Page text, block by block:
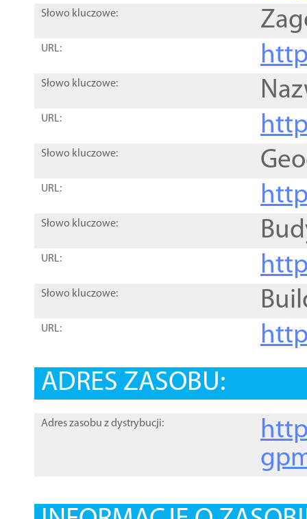
Słowo kluczowe:
URL:
Słowo kluczowe:
URL:
Słowo kluczowe:
URL:
Słowo kluczowe:
URL:
Słowo kluczowe:
URL:
ADRES ZASOBU:
Adres zasobu z dystrybucji: